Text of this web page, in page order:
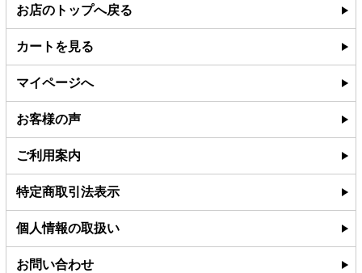
お店のトップへ戻る
カートを見る
マイページへ
お客様の声
ご利用案内
特定商取引法表示
個人情報の取扱い
お問い合わせ